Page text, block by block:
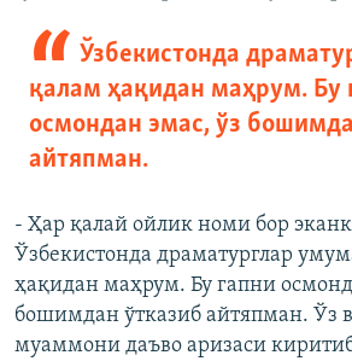
Ўзбекистонда
қалам ҳақидан маҳрум. Бу
осмондан эмас, ўз
айтяпман.
- Ҳар қалай ойлик номи бор
Ўзбекистонда драматурглар
ҳақидан маҳрум. Бу гапни
бошимдан ўтказиб айтяпман. Ўз
муаммони даъво аризаси